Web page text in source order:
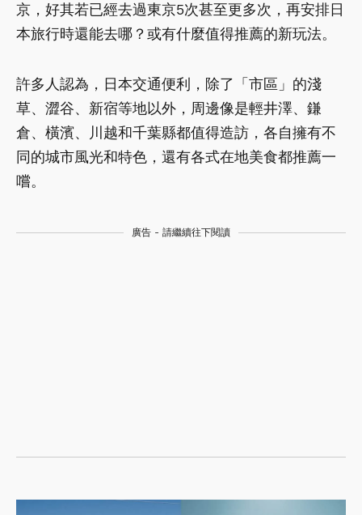
京，好其若已經去過東京5次甚至更多次，再安排日
本旅行時還能去哪？或有什麼值得推薦的新玩法。
許多人認為，日本交通便利，除了「市區」的淺
草、澀谷、新宿等地以外，周邊像是輕井澤、鎌
倉、橫濱、川越和千葉縣都值得造訪，各自擁有不
同的城市風光和特色，還有各式在地美食都推薦一
嚐。
廣告 - 請繼續往下閱讀